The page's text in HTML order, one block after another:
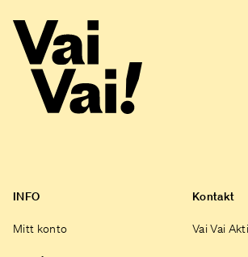
INFO
Mitt konto
Kontakt
Vai Vai